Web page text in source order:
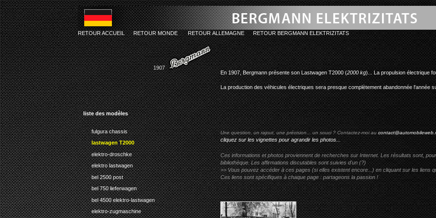
liste des modèles
fulgura chassis
lastwagen T2000
elektro-droschke
elektro lastwagen
bel 2500 post
bel 750 lieferwagen
bel 4500 elektro-lastwagen
elektro-zugmaschine
bergmann-
RETOUR ACCUEIL RETOUR MONDE RETOUR ALLEMAGNE RETOUR BERGMANN ELEKTRIZITATS
1907
En 1907, Bergmann présente son Lastwagen T2000 (2000 kg)... La propulsion électrique
La production des véhicules électriques sera presque complètement abandonnée l'année
Une question, un rajout, une précision... un souci ? Contactez-moi au
cliquez sur les vignettes pour agrandir les photos...
Ces informations et photos proviennent de recherches sur Internet. Les résultats sont,
bibliothèque. Les affirmations discutables sont suivies d'un (?)
>> Vous pouvez accéder à ces pages (si elles existent encore...) en cliquant sur les liens
Ces liens sont spécifiques à chaque page : partageons la passion !